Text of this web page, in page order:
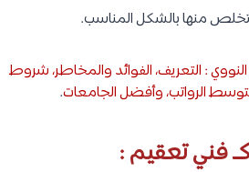
منها بالشكل المناسب.
: التعريف، الفوائد والمخاطر، شروط
الرواتب، وأفضل الجامعات.
فني تعقيم :